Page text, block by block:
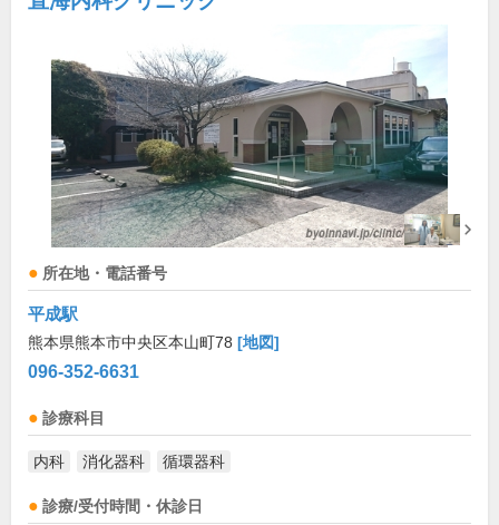
所在地・電話番号
平成駅
熊本県熊本市中央区本山町78 [地図]
096-352-6631
診療科目
内科 消化器科 循環器科
診療/受付時間・休診日